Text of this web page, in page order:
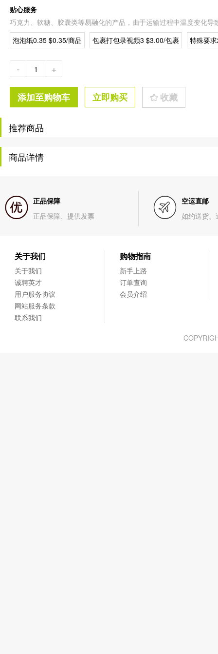
贴心服务
巧克力、软糖、胶囊类等易融化的产品，由于运输过程中温度变化
泡泡纸0.35 $0.35/商品
包裹打包录视频3 $3.00/包裹 特殊要
- +
添加至购物车 立即购买 收藏
推荐商品
商品详情
正品保障
正品保障、提供发票
空运直邮
如约送货、
关于我们
关于我们
诚聘英才
用户服务协议
网站服务条款
联系我们
购物指南
新手上路
订单查询
会员介绍